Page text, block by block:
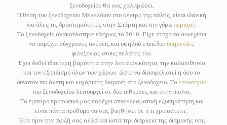
ξενοδοχείου θα σας χαλαρώσει.
Η θέση του ξενοδοχείου Μενελάιον στο κέντρο της πόλης, είναι ιδανική
για όλες τις δραστηριότητες στην Σπάρτη και την γύρωπεριοχή.
Το ξενοδοχείο ανακαίνιστηκε πλήρως το 2010. Είχε στόχο να συνεχίσει
να παρέχει σύγχρονες ανέσεις και υψηλού επιπέδουυπηρεσίες
φιλοξενίας στους πελάτες του.
Έχει δοθεί ιδιαίτερη βαρύτητα στην λειτουργικότητα, την καλαισθησία
και τον εξοπλισμό όλων των χώρων, ώστε να διασφαλιστεί η όσο το
δυνατόν πιο άνετη και ευχάριστη διαμονή στο ξενοδοχείο. Το εστιατόριο
του ξενοδοχείου λειτουργεί σε δύο αίθουσες και στην πισίνα.
Το έμπειρο προσωπικό μας παρέχει αποτελεσματική εξυπηρέτηση και
είναι πάντα πρόθυμο να σας βοηθήσει σε ό,τι χρειαστείτε.
Είτε πριν την άφιξή σας αλλά και κατά την διάρκεια της διαμονής σας